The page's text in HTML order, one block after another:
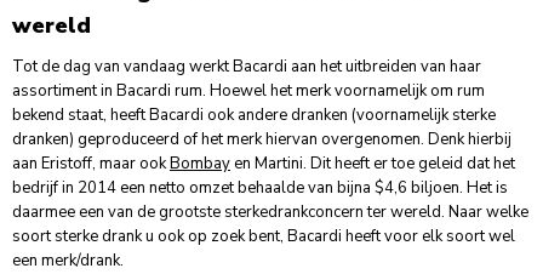
wereld
Tot de dag van vandaag werkt Bacardi aan het uitbreiden van haar
assortiment in Bacardi rum. Hoewel het merk voornamelijk om rum
bekend staat, heeft Bacardi ook andere dranken (voornamelijk sterke
dranken) geproduceerd of het merk hiervan overgenomen. Denk hierbij
aan Eristoff, maar ookBombayen Martini. Dit heeft er toe geleid dat het
bedrijf in 2014 een netto omzet behaalde van bijna $4,6 biljoen. Het is
daarmee een van de grootste sterkedrankconcern ter wereld. Naar welke
soort sterke drank u ook op zoek bent, Bacardi heeft voor elk soort wel
een merk/drank.